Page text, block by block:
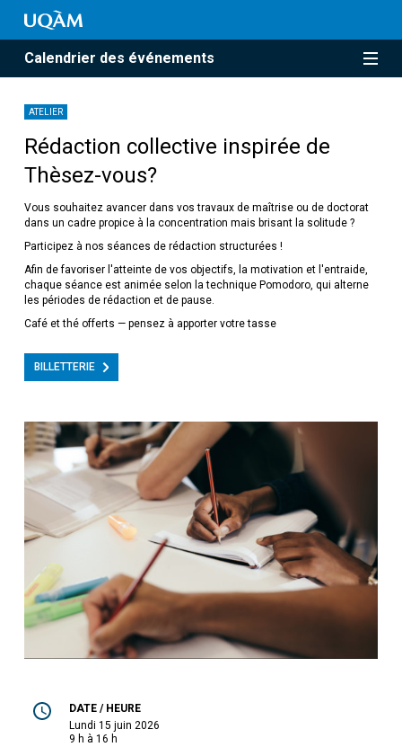
Calendrier des événements
ATELIER
Rédaction collective inspirée de
Thèsez-vous?
Vous souhaitez avancer dans vos travaux de maîtrise ou de doctorat
dans un cadre propice à la concentration mais brisant la solitude ?
Participez à nos séances de rédaction structurées !
Afin de favoriser l'atteinte de vos objectifs, la motivation et l'entraide,
chaque séance est animée selon la technique Pomodoro, qui alterne
les périodes de rédaction et de pause.
Café et thé offerts — pensez à apporter votre tasse
BILLETTERIE
DATE / HEURE
lundi 15 juin 2026
9 h à 16 h